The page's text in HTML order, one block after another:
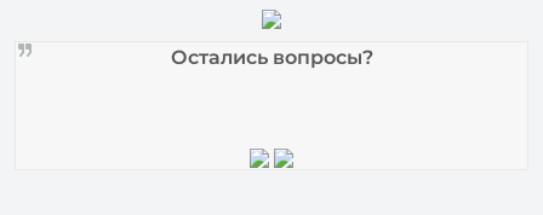
Остались вопросы?